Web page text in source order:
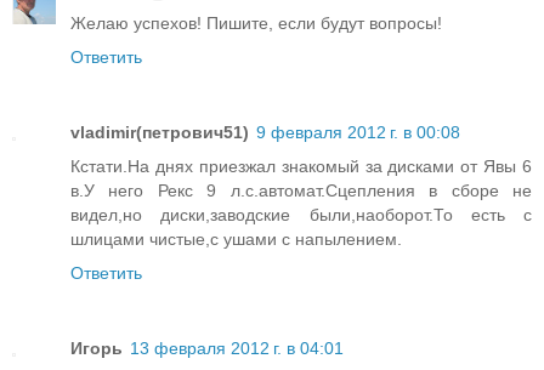
Желаю успехов! Пишите, если будут вопросы!
Ответить
vladimir(петрович51) 9 февраля 2012 г. в 00:08
Кстати.На днях приезжал знакомый за дисками от Явы 6
в.У него Рекс 9 л.с.автомат.Сцепления в сборе не
видел,но диски,заводские были,наоборот.То есть с
шлицами чистые,с ушами с напылением.
Ответить
Игорь 13 февраля 2012 г. в 04:01